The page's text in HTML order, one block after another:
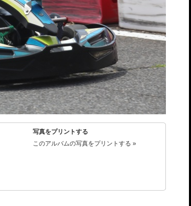
写真をプリントする
このアルバムの写真をプリントする »